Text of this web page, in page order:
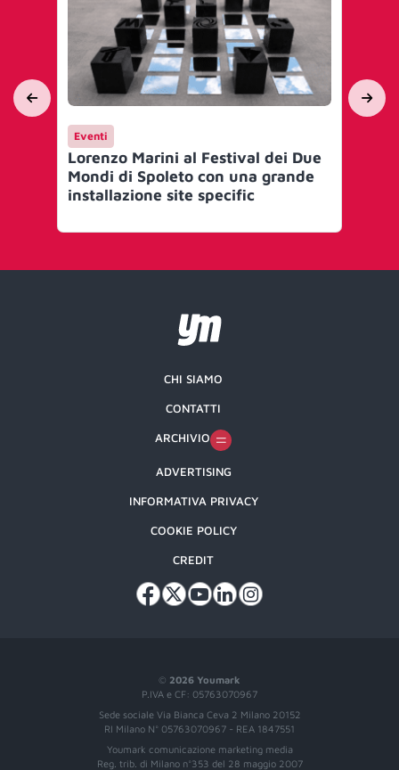
Eventi
Lorenzo Marini al Festival dei Due
Mondi di Spoleto con una grande
installazione site specific
© 2026 Youmark
P.IVA e CF: 05763070967
Sede sociale Via Bianca Ceva 2 Milano 20152
RI Milano N° 05763070967 - REA 1847551
Youmark comunicazione marketing media
Reg. trib. di Milano n°353 del 28 maggio 2007
CHI SIAMO
CONTATTI
ARCHIVIO
ADVERTISING
INFORMATIVA PRIVACY
COOKIE POLICY
CREDIT